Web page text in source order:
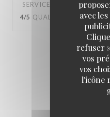
avec
refuser
vos
vos
l'icône
SERVICE
AMBIANCE:
4/5 QUALITÉ / PRIX: 4/5
1 2